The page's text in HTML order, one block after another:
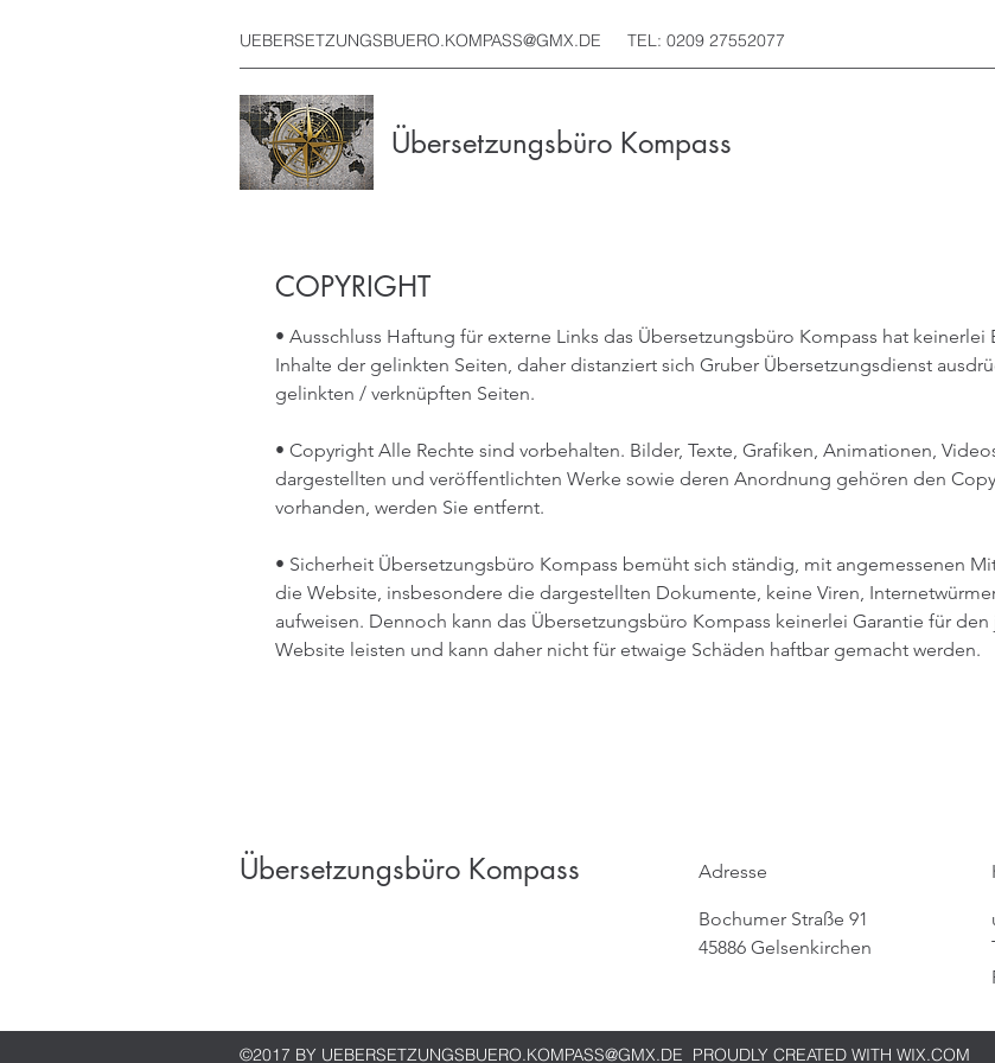
UEBERSETZUNGSBUERO.KOMPASS@GMX.DE TEL: 0209 27552077
Übersetzungsbüro Kompass
COPYRIGHT
• Ausschluss Haftung für externe Links das Übersetzungsbüro Kompass hat
Inhalte der gelinkten Seiten, daher distanziert sich Gruber Übersetzungsdienst
gelinkten / verknüpften Seiten.
• Copyright Alle Rechte sind vorbehalten. Bilder, Texte, Grafiken, Animationen,
dargestellten und veröffentlichten Werke sowie deren Anordnung gehören den
vorhanden, werden Sie entfernt.
• Sicherheit Übersetzungsbüro Kompass bemüht sich ständig, mit angemessenen
die Website, insbesondere die dargestellten Dokumente, keine Viren,
aufweisen. Dennoch kann das Übersetzungsbüro Kompass keinerlei Garantie für
Website leisten und kann daher nicht für etwaige Schäden haftbar gemacht werden.
Übersetzungsbüro Kompass Adresse
Bochumer Straße 91
45886 Gelsenkirchen
©2017 BY UEBERSETZUNGSBUERO.KOMPASS@GMX.DE PROUDLY CREATED WITH WIX.COM